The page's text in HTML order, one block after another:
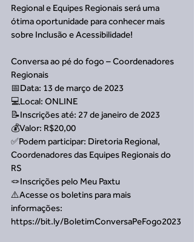
Regional e Equipes Regionais será uma
ótima oportunidade para conhecer mais
sobre Inclusão e Acessibilidade!
Conversa ao pé do fogo – Coordenadores
Regionais
📅Data: 13 de março de 2023
💻Local: ONLINE
📝Inscrições até: 27 de janeiro de 2023
💰Valor: R$20,00
✅Podem participar: Diretoria Regional,
Coordenadores das Equipes Regionais do
RS
🪢Inscrições pelo Meu Paxtu
⚠️Acesse os boletins para mais
informações:
https://bit.ly/BoletimConversaPeFogo2023